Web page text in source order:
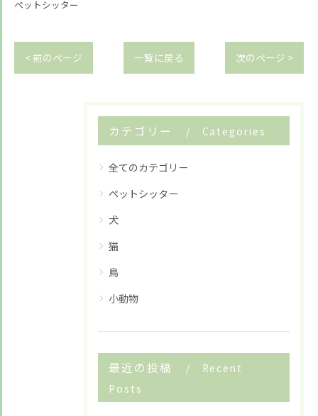
ペットシッター
< 前のページ 一覧に戻る 次のページ >
カテゴリー Categories
全てのカテゴリー
ペットシッター
犬
猫
鳥
小動物
最近の投稿
Recent
Posts